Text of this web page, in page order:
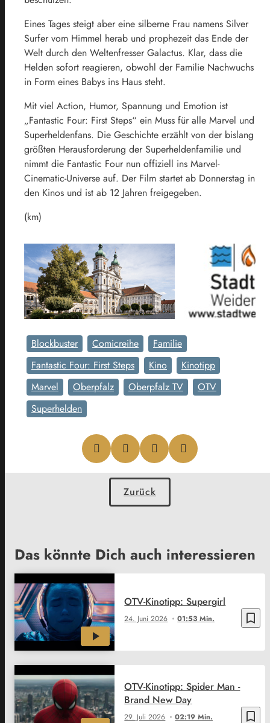
Eines Tages steigt aber eine silberne Frau namens Silver
Surfer vom Himmel herab und prophezeit das Ende der
Welt durch den Weltenfresser Galactus. Klar, dass die
Helden sofort reagieren, obwohl der Familie Nachwuchs
in Form eines Babys ins Haus steht.
Mit viel Action, Humor, Spannung und Emotion ist
„Fantastic Four: First Steps“ ein Muss für alle Marvel und
Superheldenfans. Die Geschichte erzählt von der bislang
größten Herausforderung der Superheldenfamilie und
nimmt die Fantastic Four nun offiziell ins Marvel-
Cinematic-Universe auf. Der Film startet ab Donnerstag in
den Kinos und ist ab 12 Jahren freigegeben.
(km)
Blockbuster Comicreihe
Familie
Fantastic Four: First Steps
Kino
Kinotipp
Marvel
Oberpfalz Oberpfalz TV
OTV
Superhelden
Zurück
Das könnte Dich auch interessieren
bookmark_border
24. Juni 2026 01:53 Min.
OTV-Kinotipp: Supergirl
bookmark_border
29. Juli 2026 02:19 Min.
OTV-Kinotipp: Spider Man -
Brand New Day